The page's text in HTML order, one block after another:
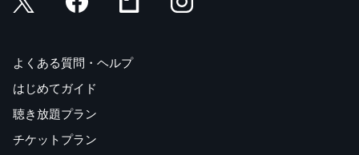
よくある質問・ヘルプ
はじめてガイド
聴き放題プラン
チケットプラン